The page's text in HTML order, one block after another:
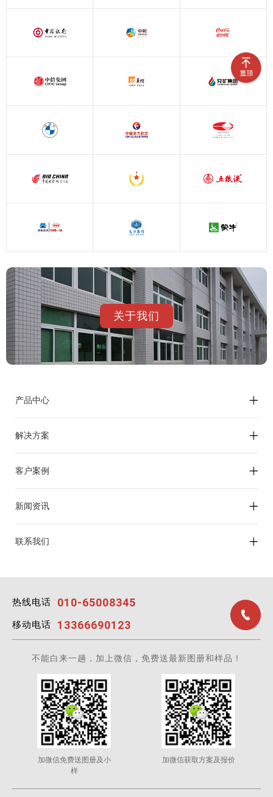
关于我们
产品中心
解决方案
客户案例
新闻资讯
联系我们
热线电话 010-65008345
移动电话 13366690123
不能白来一趟，加上微信，免费送最新图册和样品！
加微信免费送图册及小
样
加微信获取方案及报价